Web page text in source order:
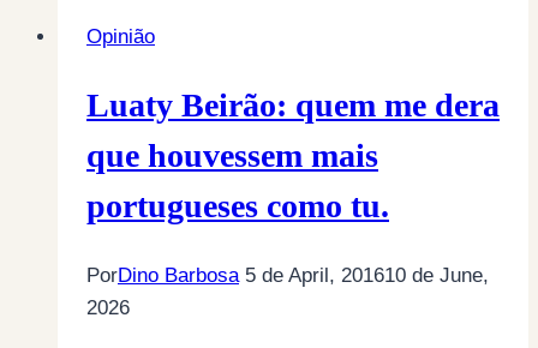
Opinião
Luaty Beirão: quem me dera
que houvessem mais
portugueses como tu.
PorDino Barbosa 5 de April, 201610 de June,
2026